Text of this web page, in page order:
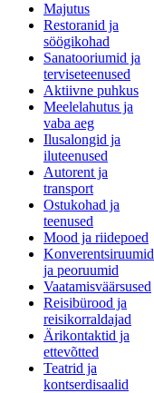
Majutus
Restoranid ja
söögikohad
Sanatooriumid ja
terviseteenused
Aktiivne puhkus
Meelelahutus ja
vaba aeg
Ilusalongid ja
iluteenused
Autorent ja
transport
Ostukohad ja
teenused
Mood ja riidepoed
Konverentsiruumid
ja peoruumid
Vaatamisväärsused
Reisibürood ja
reisikorraldajad
Ärikontaktid ja
ettevõtted
Teatrid ja
kontserdisaalid